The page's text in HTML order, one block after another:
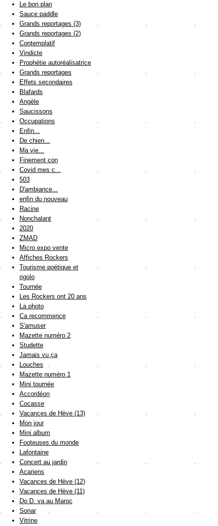
Le bon plan
Sauce paddle
Grands reportages (3)
Grands reportages (2)
Contemplatif
Vindicte
Prophétie autoréalisatrice
Grands reportages
Effets secondaires
Blafards
Angèle
Saucissons
Occupations
Enfin...
De chien...
Ma vie...
Finement con
Covid mes c...
503
D'ambiance...
enfin du nouveau
Racine
Nonchalant
2020
ZMAD
Micro expo vente
Affiches Rockers
Tourisme poétique et
rigolo
Tournée
Les Rockers ont 20 ans
La photo
Ca recommence
S'amuser
Mazette numéro 2
Studette
Jamais vu ça
Louches
Mazette numéro 1
Mini tournée
Accordéon
Cocasse
Vacances de Hève (13)
Mon jour
Mini album
Footeuses du monde
Lafontaine
Concert au jardin
Acariens
Vacances de Hève (12)
Vacances de Hève (11)
Do D. va au Maroc
Sonar
Vitrine